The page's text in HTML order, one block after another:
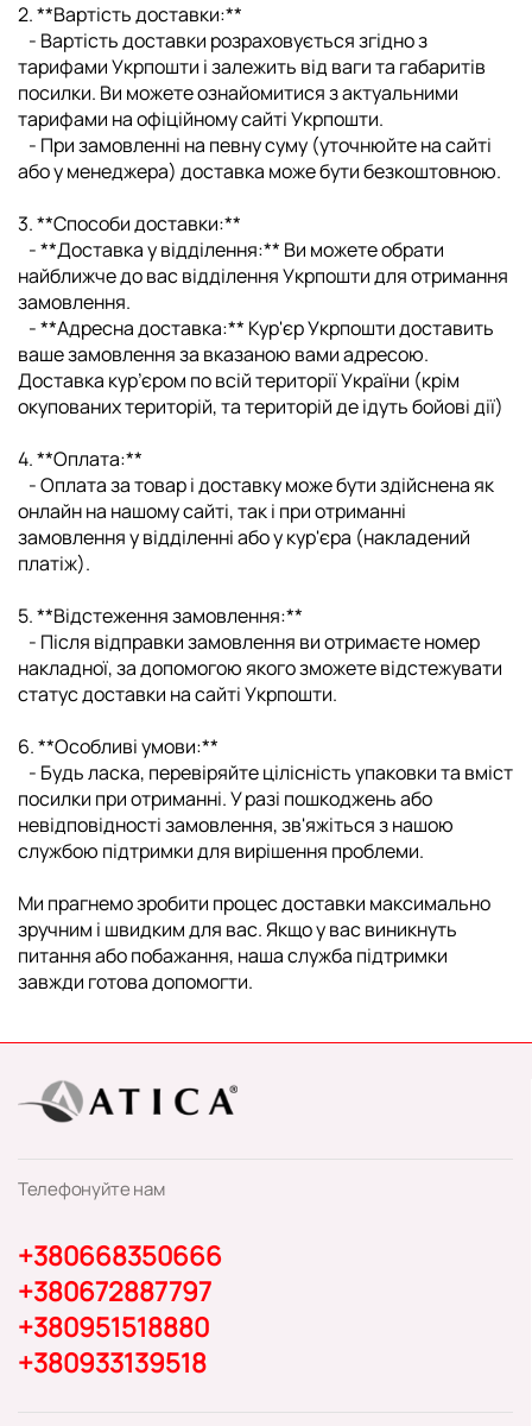
2. **Вартість доставки:**
- Вартість доставки розраховується згідно з
тарифами Укрпошти і залежить від ваги та габаритів
посилки. Ви можете ознайомитися з актуальними
тарифами на офіційному сайті Укрпошти.
- При замовленні на певну суму (уточнюйте на сайті
або у менеджера) доставка може бути безкоштовною.
3. **Способи доставки:**
- **Доставка у відділення:** Ви можете обрати
найближче до вас відділення Укрпошти для отримання
замовлення.
- **Адресна доставка:** Кур'єр Укрпошти доставить
ваше замовлення за вказаною вами адресою.
Доставка кур’єром по всій території України (крім
окупованих територій, та територій де ідуть бойові дії)
4. **Оплата:**
- Оплата за товар і доставку може бути здійснена як
онлайн на нашому сайті, так і при отриманні
замовлення у відділенні або у кур'єра (накладений
платіж).
5. **Відстеження замовлення:**
- Після відправки замовлення ви отримаєте номер
накладної, за допомогою якого зможете відстежувати
статус доставки на сайті Укрпошти.
6. **Особливі умови:**
- Будь ласка, перевіряйте цілісність упаковки та вміст
посилки при отриманні. У разі пошкоджень або
невідповідності замовлення, зв'яжіться з нашою
службою підтримки для вирішення проблеми.
Ми прагнемо зробити процес доставки максимально
зручним і швидким для вас. Якщо у вас виникнуть
питання або побажання, наша служба підтримки
завжди готова допомогти.
Телефонуйте нам
+380668350666
+380672887797
+380951518880
+380933139518